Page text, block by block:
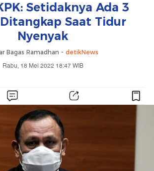
Setidaknya Ada 3
Saat Tidur
Nyenyak
Bagas Ramadhan - detikNews
Rabu, 18 Mei 2022 18:47 WIB